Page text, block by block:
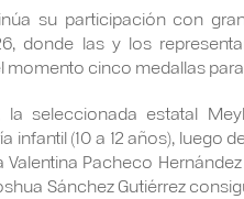
su participación con
donde las y los
cinco medallas
seleccionada estatal
infantil (10 a 12 años), luego
Pacheco
Sánchez Gutiérrez